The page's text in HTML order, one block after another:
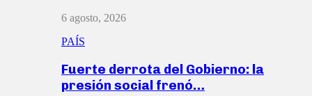
6 agosto, 2026
PAÍS
Fuerte derrota del Gobierno: la
presión social frenó…